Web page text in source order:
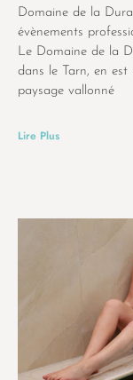
Domaine de la
évènements
Le Domaine de la
dans le Tarn, en est
paysage vallonné
Lire Plus